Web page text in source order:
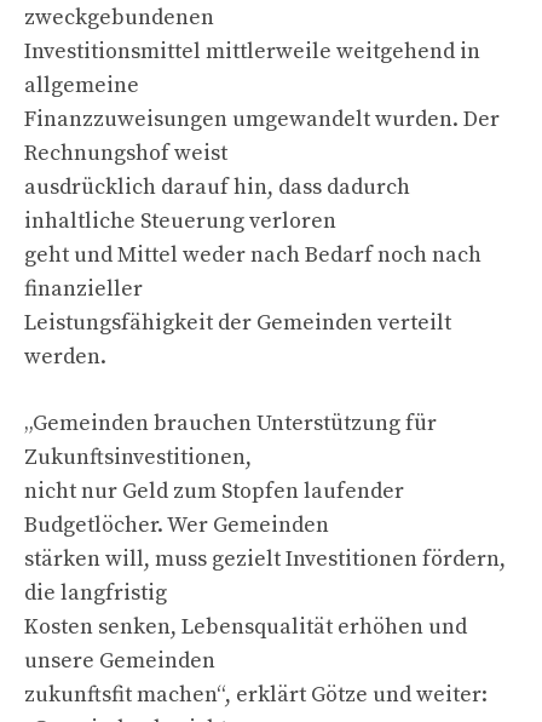
zweckgebundenen
Investitionsmittel mittlerweile weitgehend in
allgemeine
Finanzzuweisungen umgewandelt wurden. Der
Rechnungshof weist
ausdrücklich darauf hin, dass dadurch
inhaltliche Steuerung verloren
geht und Mittel weder nach Bedarf noch nach
finanzieller
Leistungsfähigkeit der Gemeinden verteilt
werden.
„Gemeinden brauchen Unterstützung für
Zukunftsinvestitionen,
nicht nur Geld zum Stopfen laufender
Budgetlöcher. Wer Gemeinden
stärken will, muss gezielt Investitionen fördern,
die langfristig
Kosten senken, Lebensqualität erhöhen und
unsere Gemeinden
zukunftsfit machen“, erklärt Götze und weiter: